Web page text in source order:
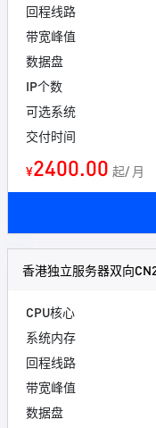
回程线路
带宽峰值
数据盘
IP个数
可选系统
交付时间
¥2400.00 起/ 月
香港独立服务器双向
CPU核心
系统内存
回程线路
带宽峰值
数据盘